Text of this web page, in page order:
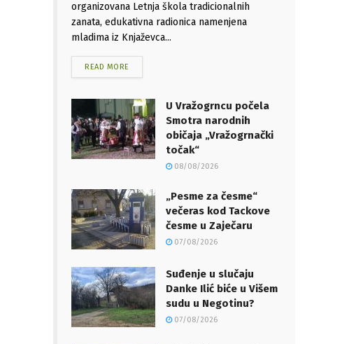
organizovana Letnja škola tradicionalnih
zanata, edukativna radionica namenjena
mladima iz Knjaževca...
READ MORE
U Vražogrncu počela
Smotra narodnih
običaja „Vražogrnački
točak“
08/08/2026
„Pesme za česme“
večeras kod Tackove
česme u Zaječaru
07/08/2026
Suđenje u slučaju
Danke Ilić biće u Višem
sudu u Negotinu?
07/08/2026